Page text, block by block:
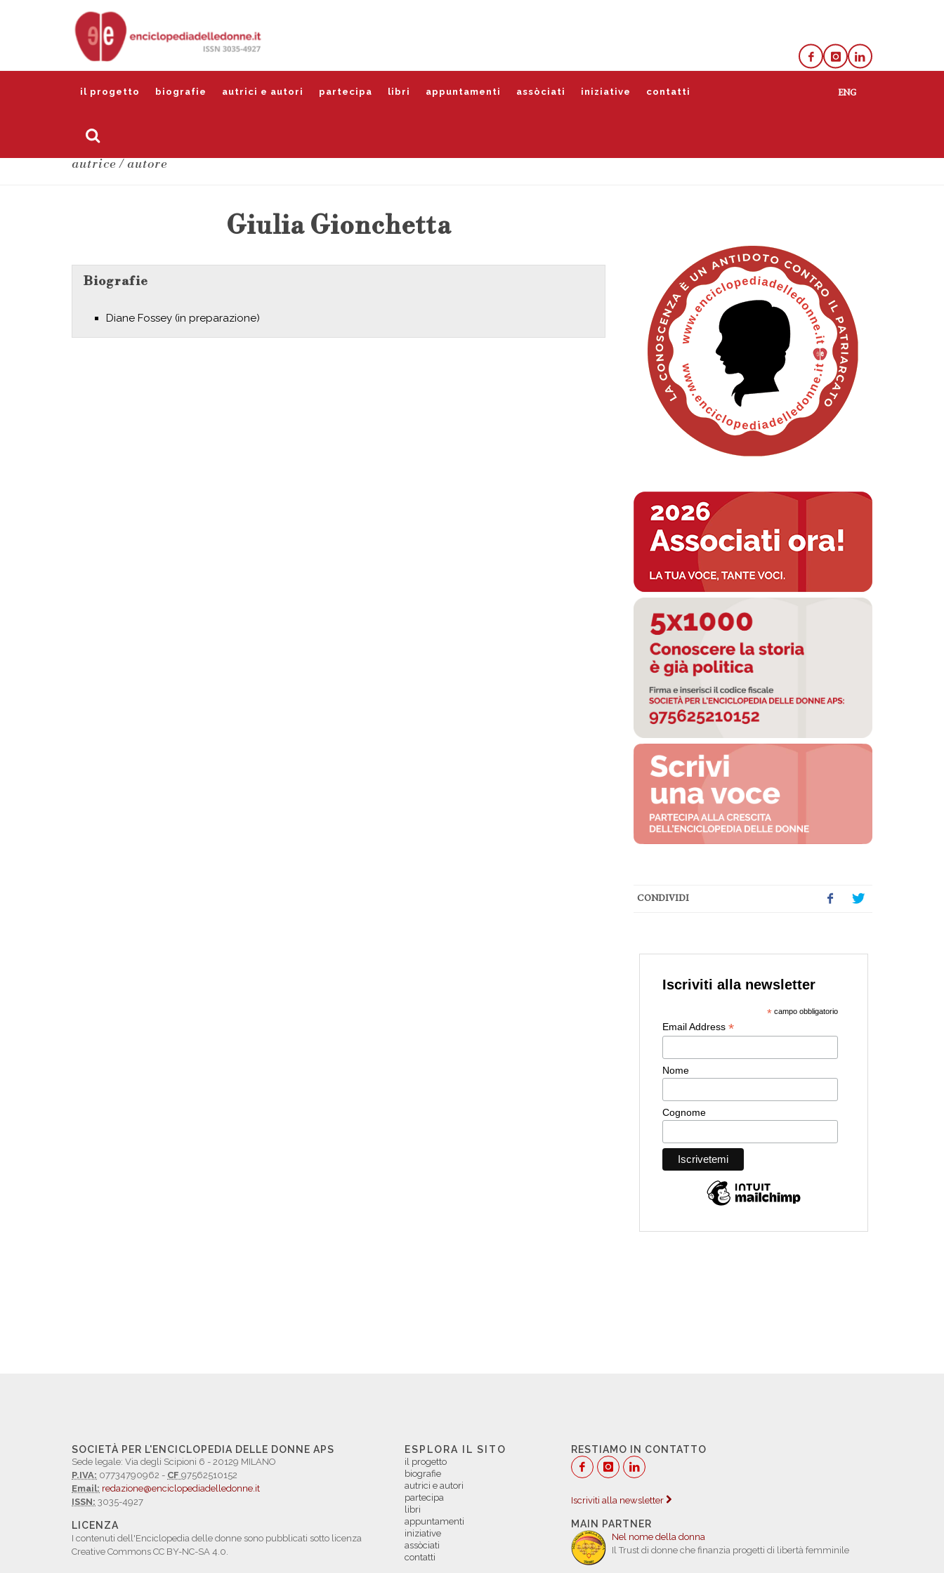
il progetto biografie autrici e autori partecipa libri appuntamenti assòciati iniziative contatti
autrice / autore
CONDIVIDI
Giulia Gionchetta
Biografie
Diane Fossey (in preparazione)
SOCIETÀ PER L'ENCICLOPEDIA DELLE DONNE APS
Sede legale: Via degli Scipioni 6 - 20129 MILANO
P.IVA: 07734790962 - CF 97562510152
Email: redazione@enciclopediadelledonne.it
ISSN: 3035-4927
LICENZA
I contenuti dell'Enciclopedia delle donne sono pubblicati sotto licenza
Creative Commons CC BY-NC-SA 4.0.
ESPLORA IL SITO
il progetto
biografie
autrici e autori
partecipa
libri
appuntamenti
iniziative
assòciati
contatti
RESTIAMO IN CONTATTO
Iscriviti alla newsletter
MAIN PARTNER
Nel nome della donna
Il Trust di donne che finanzia progetti di libertà femminile